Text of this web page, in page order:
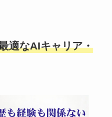
適なAIキャリア・